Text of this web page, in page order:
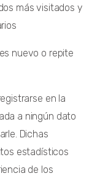
más visitados y
nuevo o repite
en la
a ningún dato
Dichas
estadísticos
de los